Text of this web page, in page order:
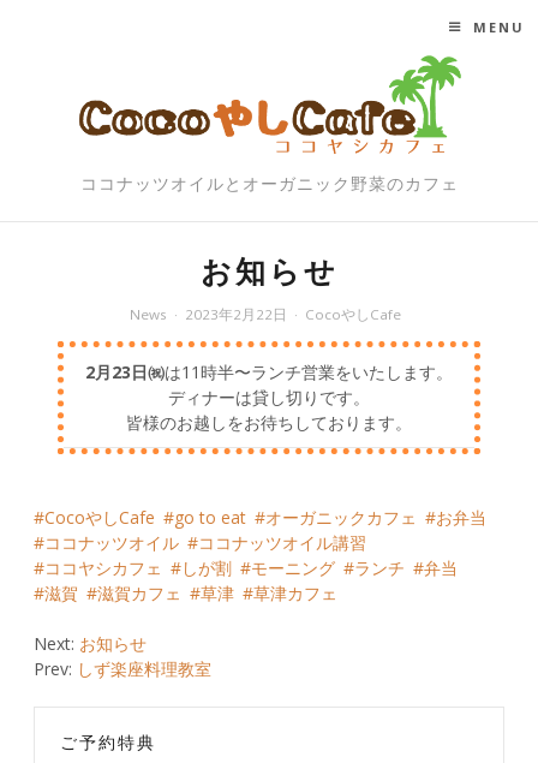
ココナッツオイルとオーガニック野菜のカフェ
MENU
お知らせ
News 2023年2月22日 CocoやしCafe
2月23日㈷は11時半〜ランチ営業をいたします。
ディナーは貸し切りです。
皆様のお越しをお待ちしております。
CocoやしCafe go to eat オーガニックカフェ
お弁当
ココナッツオイル
ココナッツオイル講習
ココヤシカフェ
しが割 モーニング ランチ
弁当
滋賀
滋賀カフェ 草津 草津カフェ
Post
navigation
Next: お知らせ
Prev: しず楽座料理教室
ご予約特典